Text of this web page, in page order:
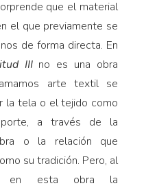
que el material
el que previamente se
de forma directa. En
III no es una obra
arte textil se
la tela o el tejido como
a través de la
o la relación que
su tradición. Pero, al
en esta obra la